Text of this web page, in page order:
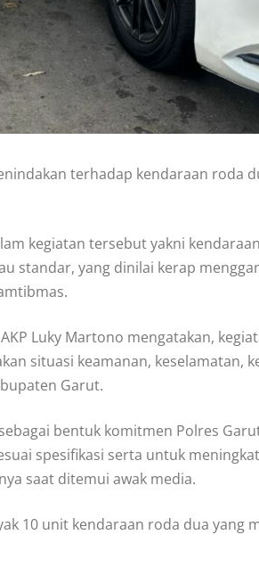
terhadap kendaraan roda
kegiatan tersebut yakni
standar, yang dinilai kerap
Luky Martono mengatakan,
situasi keamanan, keselamatan,
Garut.
bentuk komitmen Polres
spesifikasi serta untuk
saat ditemui awak media.
10 unit kendaraan roda dua yang